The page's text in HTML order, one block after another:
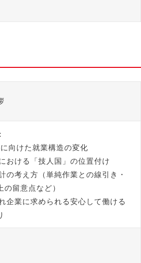
向けた就業構造の変化
おける「技人国」の位置付け
の考え方（単純作業との線引き・
の留意点など）
企業に求められる安心して働ける